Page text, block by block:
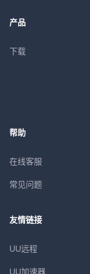
产品
下载
帮助
在线客服
常见问题
友情链接
UU远程
UU加速器